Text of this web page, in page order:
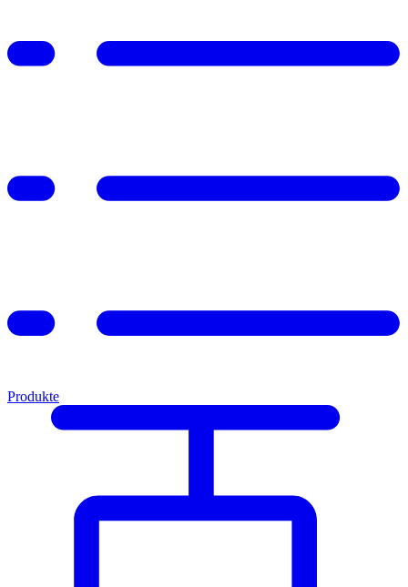
Produkte